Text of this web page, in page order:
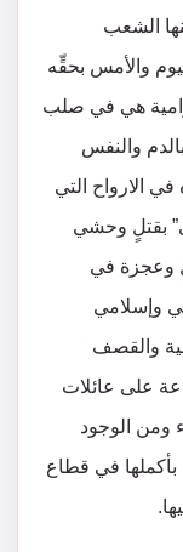
الشعب
والأمس بحقِّه
هي في صلب
والنفس
الارواح التي
بقتلٍ وحشي
وعجزة في
وإسلامي
والقصف
على عائلات
ومن الوجود
في قطاع